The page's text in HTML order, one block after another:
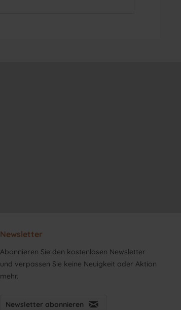
Newsletter
Abonnieren Sie den kostenlosen Newsletter
und verpassen Sie keine Neuigkeit oder Aktion
mehr.
Newsletter abonnieren